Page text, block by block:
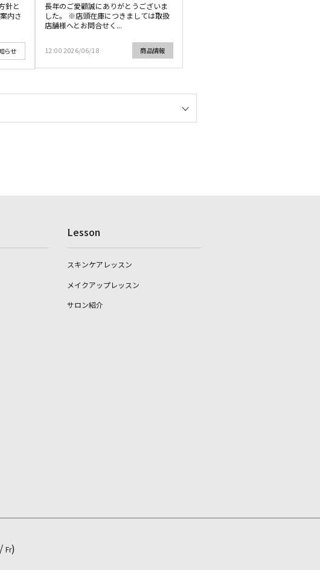
針と
内さ
らせ
長年のご愛顧誠にありがとうございま
した。 ※店頭在庫につきましては取扱
店舗様へとお問合せく...
12:00 2026/06/18 商品情報
Lesson
スキンケアレッスン
メイクアップレッスン
サロン紹介
/ Fr)